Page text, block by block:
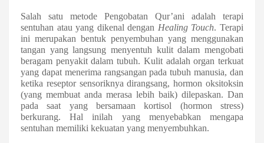
Salah satu metode Pengobatan Qur’ani adalah terapi
sentuhan atau yang dikenal dengan Healing Touch. Terapi
ini merupakan bentuk penyembuhan yang menggunakan
tangan yang langsung menyentuh kulit dalam mengobati
beragam penyakit dalam tubuh. Kulit adalah organ terkuat
yang dapat menerima rangsangan pada tubuh manusia, dan
ketika reseptor sensoriknya dirangsang, hormon oksitoksin
(yang membuat anda merasa lebih baik) dilepaskan. Dan
pada saat yang bersamaan kortisol (hormon stress)
berkurang. Hal inilah yang menyebabkan mengapa
sentuhan memiliki kekuatan yang menyembuhkan.